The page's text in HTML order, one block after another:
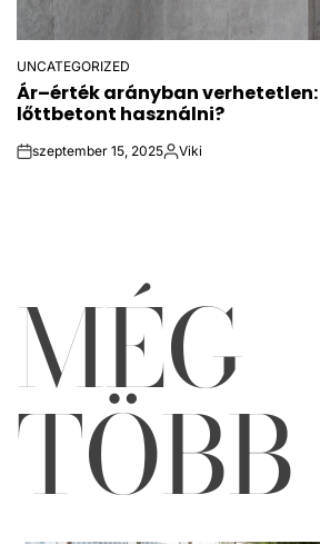
POSTED
IN
UNCATEGORIZED
Ár–érték arányban
lőttbetont használni?
onszeptember 15, 2025Közzétette
Viki
MÉG
TÖBB